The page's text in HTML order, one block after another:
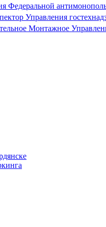
Федеральной
Управления
Монтажное